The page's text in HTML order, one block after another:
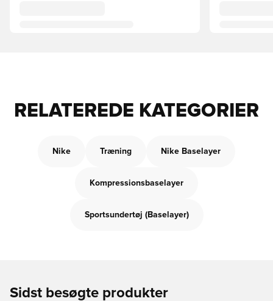
RELATEREDE KATEGORIER
Nike Træning Nike Baselayer
Kompressionsbaselayer
Sportsundertøj (Baselayer)
Sidst besøgte produkter